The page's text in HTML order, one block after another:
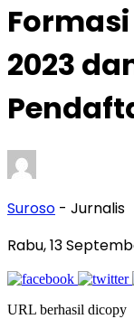
Formasi
2023
Suroso - Jurnalis
Rabu, 13
URL berhasil dicopy